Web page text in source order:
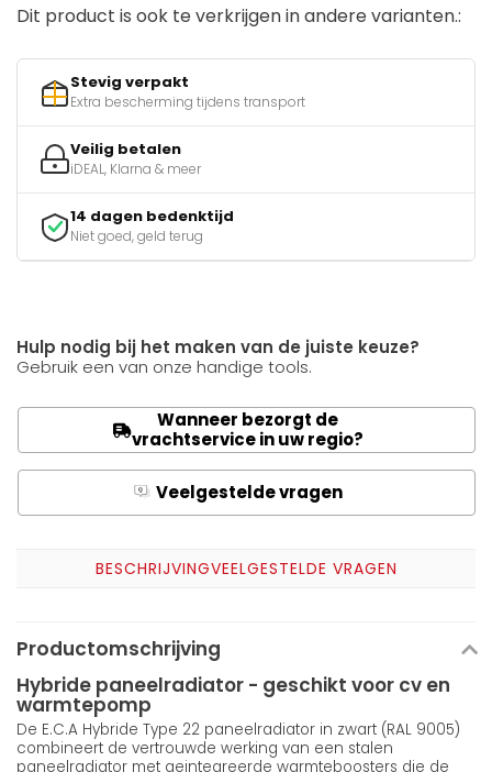
Dit product is ook te verkrijgen in andere varianten.:
Stevig verpakt
Extra bescherming tijdens transport
Veilig betalen
iDEAL, Klarna & meer
14 dagen bedenktijd
Niet goed, geld terug
Hulp nodig bij het maken van de juiste keuze?
Gebruik een van onze handige tools.
Wanneer bezorgt de
vrachtservice in uw regio?
Q Veelgestelde vragen
BESCHRIJVINGVEELGESTELDE VRAGEN
Productomschrijving
Hybride paneelradiator - geschikt voor cv en
warmtepomp
De E.C.A Hybride Type 22 paneelradiator in zwart (RAL 9005)
combineert de vertrouwde werking van een stalen
paneelradiator met geintegreerde warmteboosters die de